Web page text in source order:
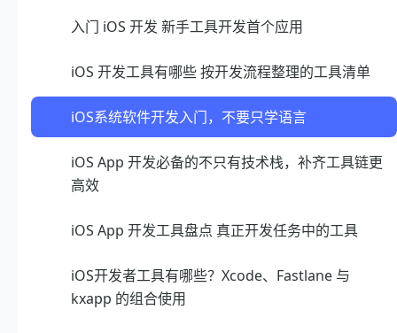
入门 iOS 开发 新手工具开发首个应用
iOS 开发工具有哪些 按开发流程整理的工具清单
iOS系统软件开发入门，不要只学语言
iOS App 开发必备的不只有技术栈，补齐工具链更
高效
iOS App 开发工具盘点 真正开发任务中的工具
iOS开发者工具有哪些？Xcode、Fastlane 与
kxapp 的组合使用